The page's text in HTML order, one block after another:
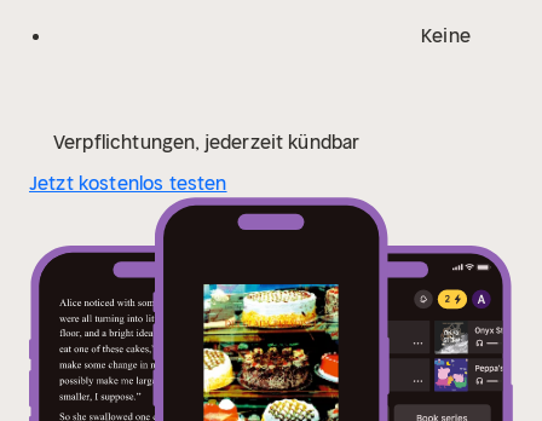
Keine
Verpflichtungen, jederzeit kündbar
Jetzt kostenlos testen